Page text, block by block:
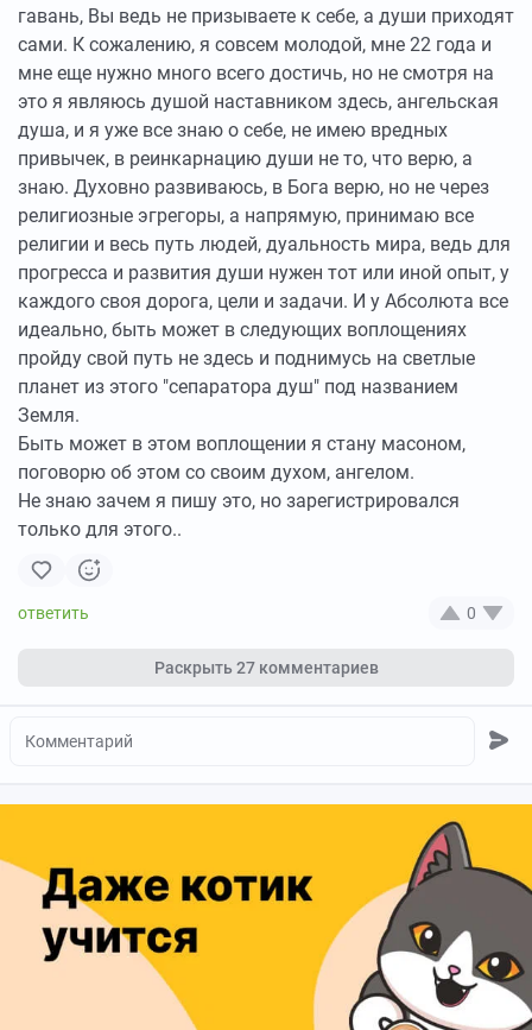
гавань, Вы ведь не призываете к себе, а души приходят
сами. К сожалению, я совсем молодой, мне 22 года и
мне еще нужно много всего достичь, но не смотря на
это я являюсь душой наставником здесь, ангельская
душа, и я уже все знаю о себе, не имею вредных
привычек, в реинкарнацию души не то, что верю, а
знаю. Духовно развиваюсь, в Бога верю, но не через
религиозные эгрегоры, а напрямую, принимаю все
религии и весь путь людей, дуальность мира, ведь для
прогресса и развития души нужен тот или иной опыт, у
каждого своя дорога, цели и задачи. И у Абсолюта все
идеально, быть может в следующих воплощениях
пройду свой путь не здесь и поднимусь на светлые
планет из этого "cепаратора душ" под названием
Земля.
Быть может в этом воплощении я стану масоном,
поговорю об этом со своим духом, ангелом.
Не знаю зачем я пишу это, но зарегистрировался
только для этого..
0
Раскрыть27 комментариев